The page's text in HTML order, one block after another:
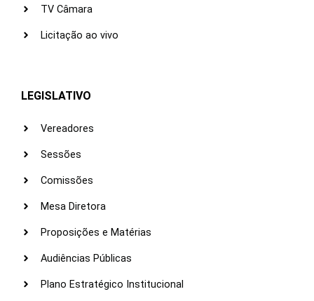
TV Câmara
Licitação ao vivo
LEGISLATIVO
Vereadores
Sessões
Comissões
Mesa Diretora
Proposições e Matérias
Audiências Públicas
Plano Estratégico Institucional